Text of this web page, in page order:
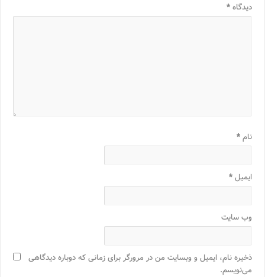
دیدگاه*
نام*
ایمیل*
وب‌ سایت
ذخیره نام، ایمیل و وبسایت من در مرورگر برای زمانی که دوباره دیدگاهی
می‌نویسم.